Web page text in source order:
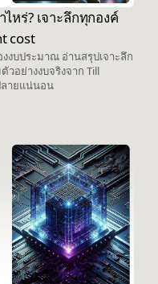
ไหร่? เจาะลึกทุกองค์
cost
งบประมาณ อ่านสรุปเจาะลึก
อย่างงบจริงจาก Till
ายแน่นอน